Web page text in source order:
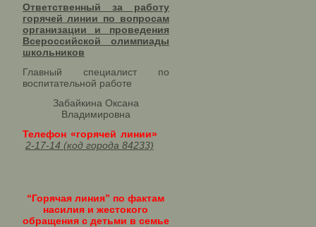
Ответственный за работу
горячей линии по вопросам
организации и проведения
Всероссийской олимпиады
школьников​
Главный специалист по
воспитательной работе
Забайкина Оксана
Владимировна
Телефон «горячей линии»
2-17-14 (код города 84233)
“Горячая линия” по фактам
насилия и жестокого
обращения с детьми в семье